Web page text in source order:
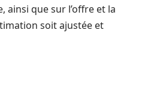
ainsi que sur l’offre et la
soit ajustée et